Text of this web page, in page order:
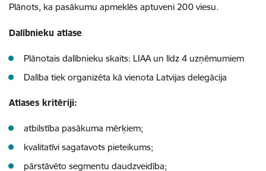
Plānots, ka pasākumu apmeklēs aptuveni 200 viesu.
Dalībnieku atlase
Plānotais dalībnieku skaits: LIAA un līdz 4 uzņēmumiem
Dalība tiek organizēta kā vienota Latvijas delegācija
Atlases kritēriji:
atbilstība pasākuma mērķiem;
kvalitatīvi sagatavots pieteikums;
pārstāvēto segmentu daudzveidība;